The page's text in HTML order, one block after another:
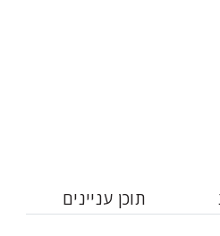
תוכן עניינים